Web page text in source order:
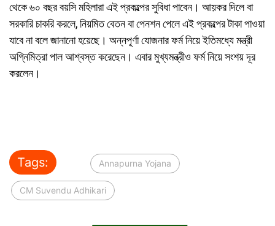
থেকে ৬০ বছর বয়সি মহিলারা এই প্রকল্পের সুবিধা পাবেন। আয়কর দিলে বা
সরকারি চাকরি করলে, নিয়মিত বেতন বা পেনশন পেলে এই প্রকল্পের টাকা পাওয়া
যাবে না বলে জানানো হয়েছে। অন্নপূর্ণা যোজনার ফর্ম নিয়ে ইতিমধ্যে মন্ত্রী
অগ্নিমিত্রা পাল আশ্বস্ত করেছেন। এবার মুখ্যমন্ত্রীও ফর্ম নিয়ে সংশয় দূর
করলেন।
Tags: Annapurna Yojana
CM Suvendu Adhikari